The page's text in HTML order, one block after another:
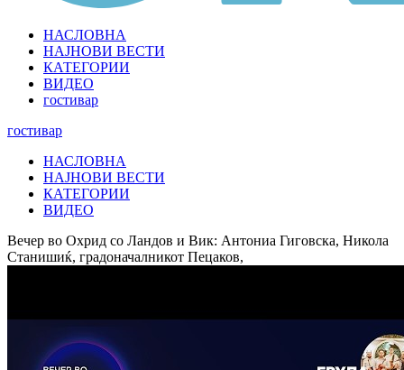
НАСЛОВНА
НАЈНОВИ ВЕСТИ
КАТЕГОРИИ
ВИДЕО
гостивар
гостивар
НАСЛОВНА
НАЈНОВИ ВЕСТИ
КАТЕГОРИИ
ВИДЕО
Вечер во Охрид со Ландов и Вик: Антониа Гиговска, Никола
Станишиќ, градоначалникот Пецаков,